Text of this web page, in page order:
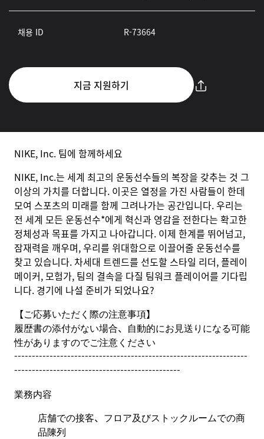
채용 ID R-73664
지금 지원하기
NIKE, Inc. 팀에 함께하세요
NIKE, Inc.는 세계 최고의 운동선수들의 복장을 갖추는 것 그
이상의 가치를 더합니다. 이곳은 열정을 가진 사람들이 한데
모여 스포츠의 미래를 함께 그려나가는 공간입니다. 우리는
전 세계 모든 운동선수*에게 혁신과 영감을 전한다는 확고한
정체성과 목표를 가지고 나아갑니다. 이제 한계를 뛰어넘고,
잠재력을 깨우며, 우리를 위대함으로 이끌어줄 운동선수를
찾고 있습니다. 차세대 트렌드를 선도할 스타일 리더, 플레이
메이커, 모험가, 팀의 결속을 다질 팀워크 플레이어를 기다립
니다. 경기에 나설 준비가 되었나요?
【ご応募いただく際の注意事項】
履歴書の添付がない場合、自動的にお見送りになる可能
性がありますのでご注意ください
------------------------------------------------------------------
-----------------------------------------------
業務内容
店舗での接客、フロア及びストックルームでの商
品陳列